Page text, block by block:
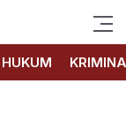
HUKUM